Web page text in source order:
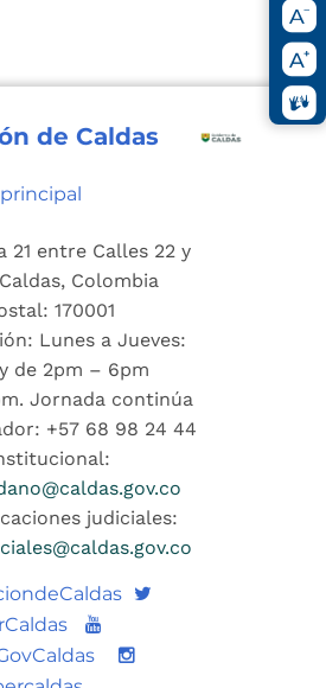
de Caldas
21 entre Calles 22 y
Colombia
170001
Lunes a Jueves:
de 2pm – 6pm
Jornada continúa
+57 68 98 24 44
judiciales:
Twitter
Youtube